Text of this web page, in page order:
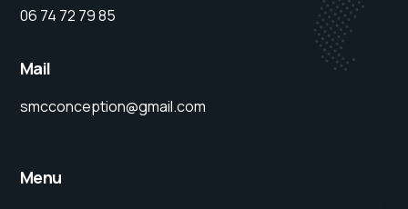
06 74 72 79 85
Mail
smcconception@gmail.com
Menu